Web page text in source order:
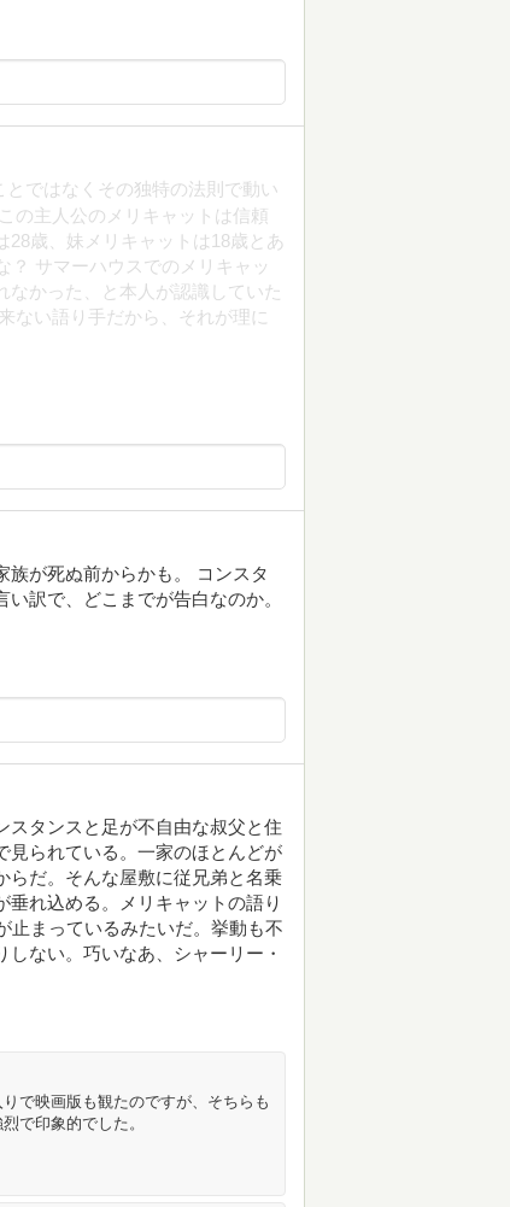
ではなくその独特の法則で動い
の主人公のメリキャットは信頼
歳、妹メリキャットは18歳とあ
？ サマーハウスでのメリキャッ
なかった、と本人が認識していた
ない語り手だから、それが理に
族が死ぬ前からかも。 コンスタ
訳で、どこまでが告白なのか。
スタンスと足が不自由な叔父と住
見られている。一家のほとんどが
らだ。そんな屋敷に従兄弟と名乗
れ込める。メリキャットの語り
止まっているみたいだ。挙動も不
ない。巧いなあ、シャーリー・
で映画版も観たのですが、そちらも
で印象的でした。